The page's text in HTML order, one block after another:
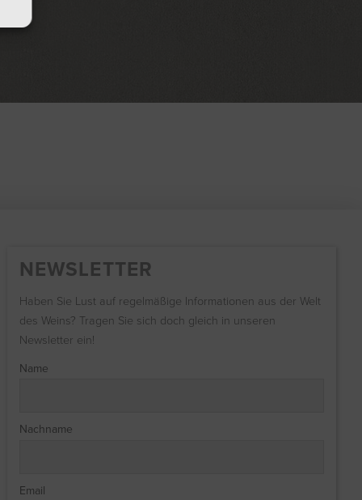
NEWSLETTER
Haben Sie Lust auf regelmäßige Informationen aus der Welt
des Weins? Tragen Sie sich doch gleich in unseren
Newsletter ein!
Name
Nachname
Email